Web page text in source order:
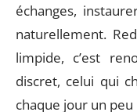
échanges,
naturellement.
limpide, c’est
discret, celui qui
chaque jour un peu